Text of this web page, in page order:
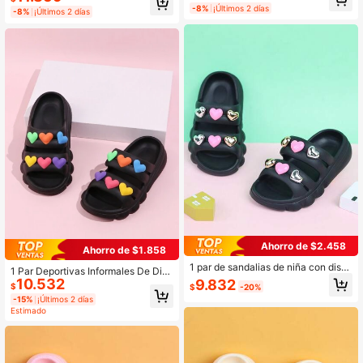
orazón de colores, adecuadas para
uso en exteriores, niñas pequeñas/n
iños, verano
-8% ¡Últimos 2 días
Ahorro de $1.858
1 Par Deportivas Informales De Dise
ño De Corazón Suave Negro, Liger
as Y Elegantes Para Exterior Y Play
a
$10.532
-15% ¡Últimos 2 días
Estimado
es para playa y exterior para niños
y niñas
-8% ¡Últimos 2 días
Ahorro de $2.458
1 par de sandalias de niña con dise
ño de corazón negro, zapatos huec
os antideslizantes para niños para e
$9.832 -20%